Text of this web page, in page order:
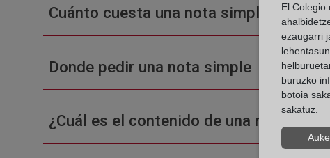
Cuánto cuesta una nota simple en un
Donde pedir una nota simple
¿Cuál es el contenido de una nota
El Colegio
ezaugarri
buruzko
botoia
sakatuz.